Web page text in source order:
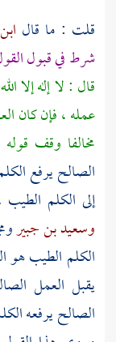
قلت : ما قال
شرط في قبول
قال : لا إله إلا
عمله ، فإن كان
مخالفا وقف
الصالح يرفع
إلى الكلم
وسعيد بن جبير
الكلم الطيب هو
يقبل العمل
الصالح يرفعه